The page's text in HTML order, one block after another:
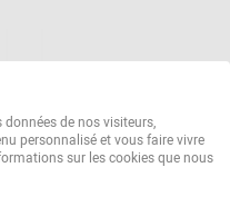
de nos visiteurs,
personnalisé et vous faire vivre
sur les cookies que nous